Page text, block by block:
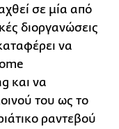
σε μία από
διοργανώσεις
να
και να
του ως το
ραντεβού